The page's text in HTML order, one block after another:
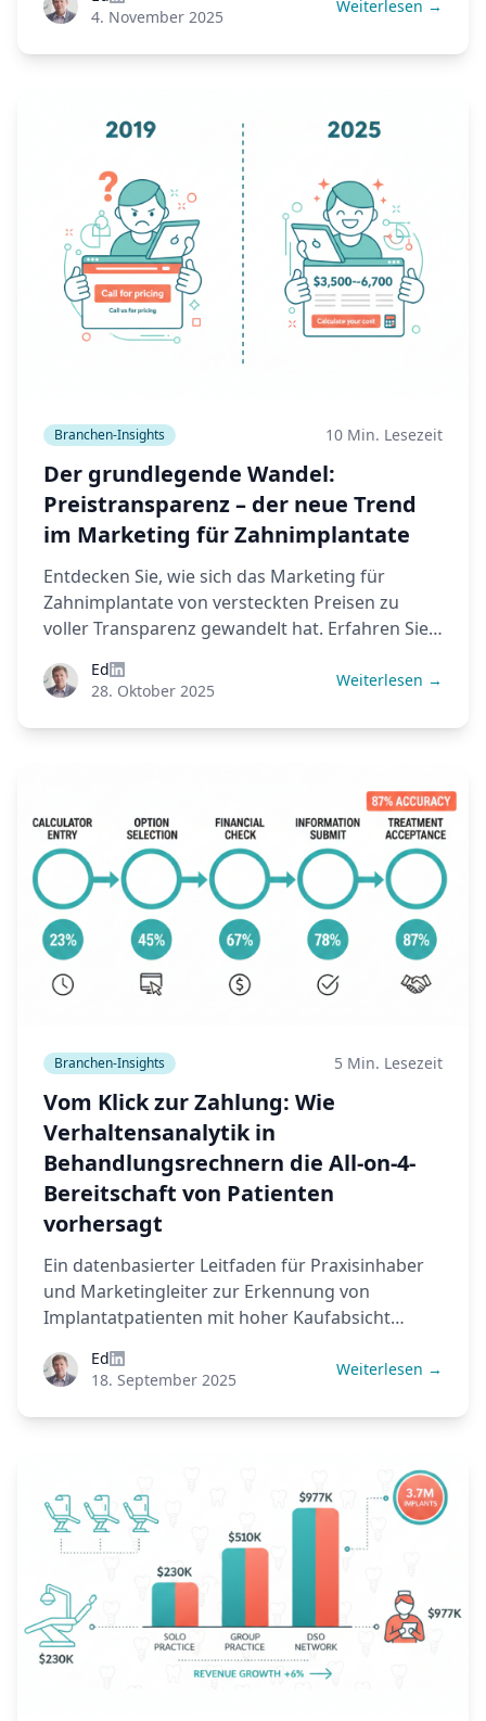
Anreicherung von Leads,
Praxen mithalten können.
4. November 2025
Weiterlesen →
Branchen-Insights 10 Min. Lesezeit
Der grundlegende Wandel:
Preistransparenz – der neue Trend
im Marketing für Zahnimplantate
Entdecken Sie, wie sich das Marketing für
Zahnimplantate von versteckten Preisen zu
voller Transparenz gewandelt hat. Erfahren Sie
Pandemie, den Wettbewerbsdruck, das
das für Ihre Praxis bedeutet.
Ed
28. Oktober 2025
Weiterlesen →
Branchen-Insights 5 Min. Lesezeit
Vom Klick zur Zahlung: Wie
Verhaltensanalytik in
Behandlungsrechnern die All-on-4-
Bereitschaft von Patienten
vorhersagt
Ein datenbasierter Leitfaden für Praxisinhaber
und Marketingleiter zur Erkennung von
Implantatpatienten mit hoher Kaufabsicht
Ed
18. September 2025
Weiterlesen →